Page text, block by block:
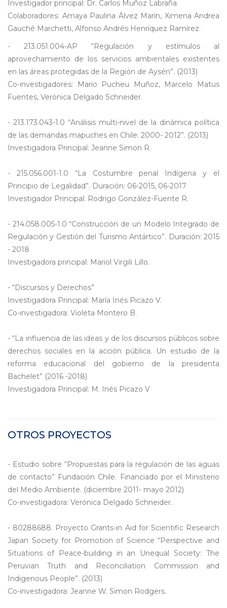
Investigador principal: Dr. Carlos Muñoz Labraña.
Colaboradores: Amaya Paulina Álvez Marín, Ximena Andrea
Gauché Marchetti, Alfonso Andrés Henríquez Ramírez.
- 213.051.004-AP “Regulación y estímulos al
aprovechamiento de los servicios ambientales existentes
en las áreas protegidas de la Región de Aysén”. (2013)
Co-investigadores: Mario Pucheu Muñoz, Marcelo Matus
Fuentes, Verónica Delgado Schneider.
- 213.173.043-1.0 “Análisis multi-nivel de la dinámica política
de las demandas mapuches en Chile: 2000- 2012”. (2013)
Investigadora Principal: Jeanne Simon R.
- 215.056.001-1.0 “La Costumbre penal Indígena y el
Principio de Legalidad”. Duración: 06-2015, 06-2017
Investigador Principal: Rodrigo González-Fuente R.
- 214.058.005-1.0 “Construcción de un Modelo Integrado de
Regulación y Gestión del Turismo Antártico”. Duración: 2015
- 2018
Investigadora principal: Mariol Virgili Lillo.
- “Discursos y Derechos”
Investigadora Principal: María Inés Picazo V.
Co-investigadora: Violeta Montero B.
- “La influencia de las ideas y de los discursos públicos sobre
derechos sociales en la acción pública. Un estudio de la
reforma educacional del gobierno de la presidenta
Bachelet” (2016 -2018)
Investigadora Principal: M. Inés Picazo V
OTROS PROYECTOS
- Estudio sobre “Propuestas para la regulación de las aguas
de contacto” Fundación Chile. Financiado por el Ministerio
del Medio Ambiente. (diciembre 2011- mayo 2012)
Co-investigadora: Verónica Delgado Schneider.
- 80288688. Proyecto Grants-in Aid for Scientific Research
Japan Society for Promotion of Science “Perspective and
Situations of Peace-building in an Unequal Society: The
Peruvian Truth and Reconciliation Commission and
Indigenous People”. (2013)
Co-investigadora: Jeanne W. Simon Rodgers.